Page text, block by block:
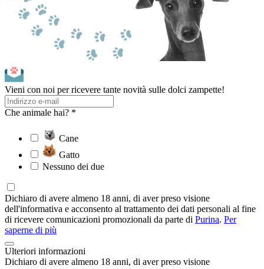
Vieni con noi per ricevere tante novità sulle dolci zampette!
Che animale hai? *
Cane
Gatto
Nessuno dei due
Dichiaro di avere almeno 18 anni, di aver preso visione
dell'informativa e acconsento al trattamento dei dati personali al fine
di ricevere comunicazioni promozionali da parte di Purina. Per
saperne di più
Ulteriori informazioni
Dichiaro di avere almeno 18 anni, di aver preso visione